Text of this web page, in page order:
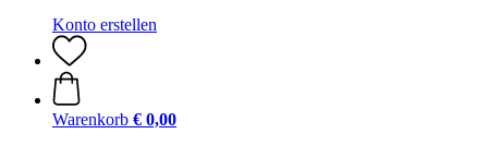
Konto erstellen
Warenkorb € 0,00